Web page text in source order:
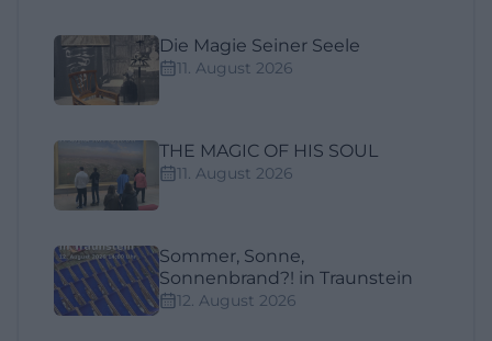
Die Magie Seiner Seele
11. August 2026
THE MAGIC OF HIS SOUL
11. August 2026
Sommer, Sonne,
Sonnenbrand?! in Traunstein
12. August 2026